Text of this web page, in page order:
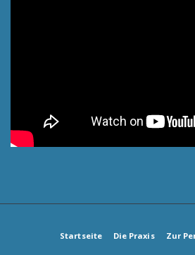
Startseite Die Praxis Zur